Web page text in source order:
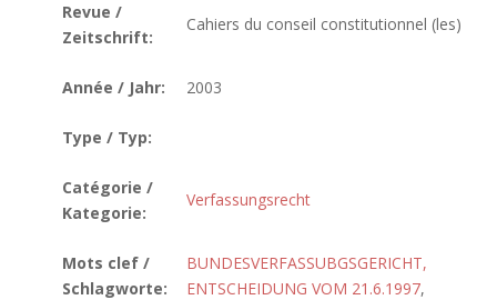
Revue /
Zeitschrift:
Cahiers du conseil constitutionnel (les)
Année / Jahr: 2003
Type / Typ:
Catégorie /
Kategorie:
Verfassungsrecht
Mots clef /
Schlagworte:
BUNDESVERFASSUBGSGERICHT,
ENTSCHEIDUNG VOM 21.6.1997,